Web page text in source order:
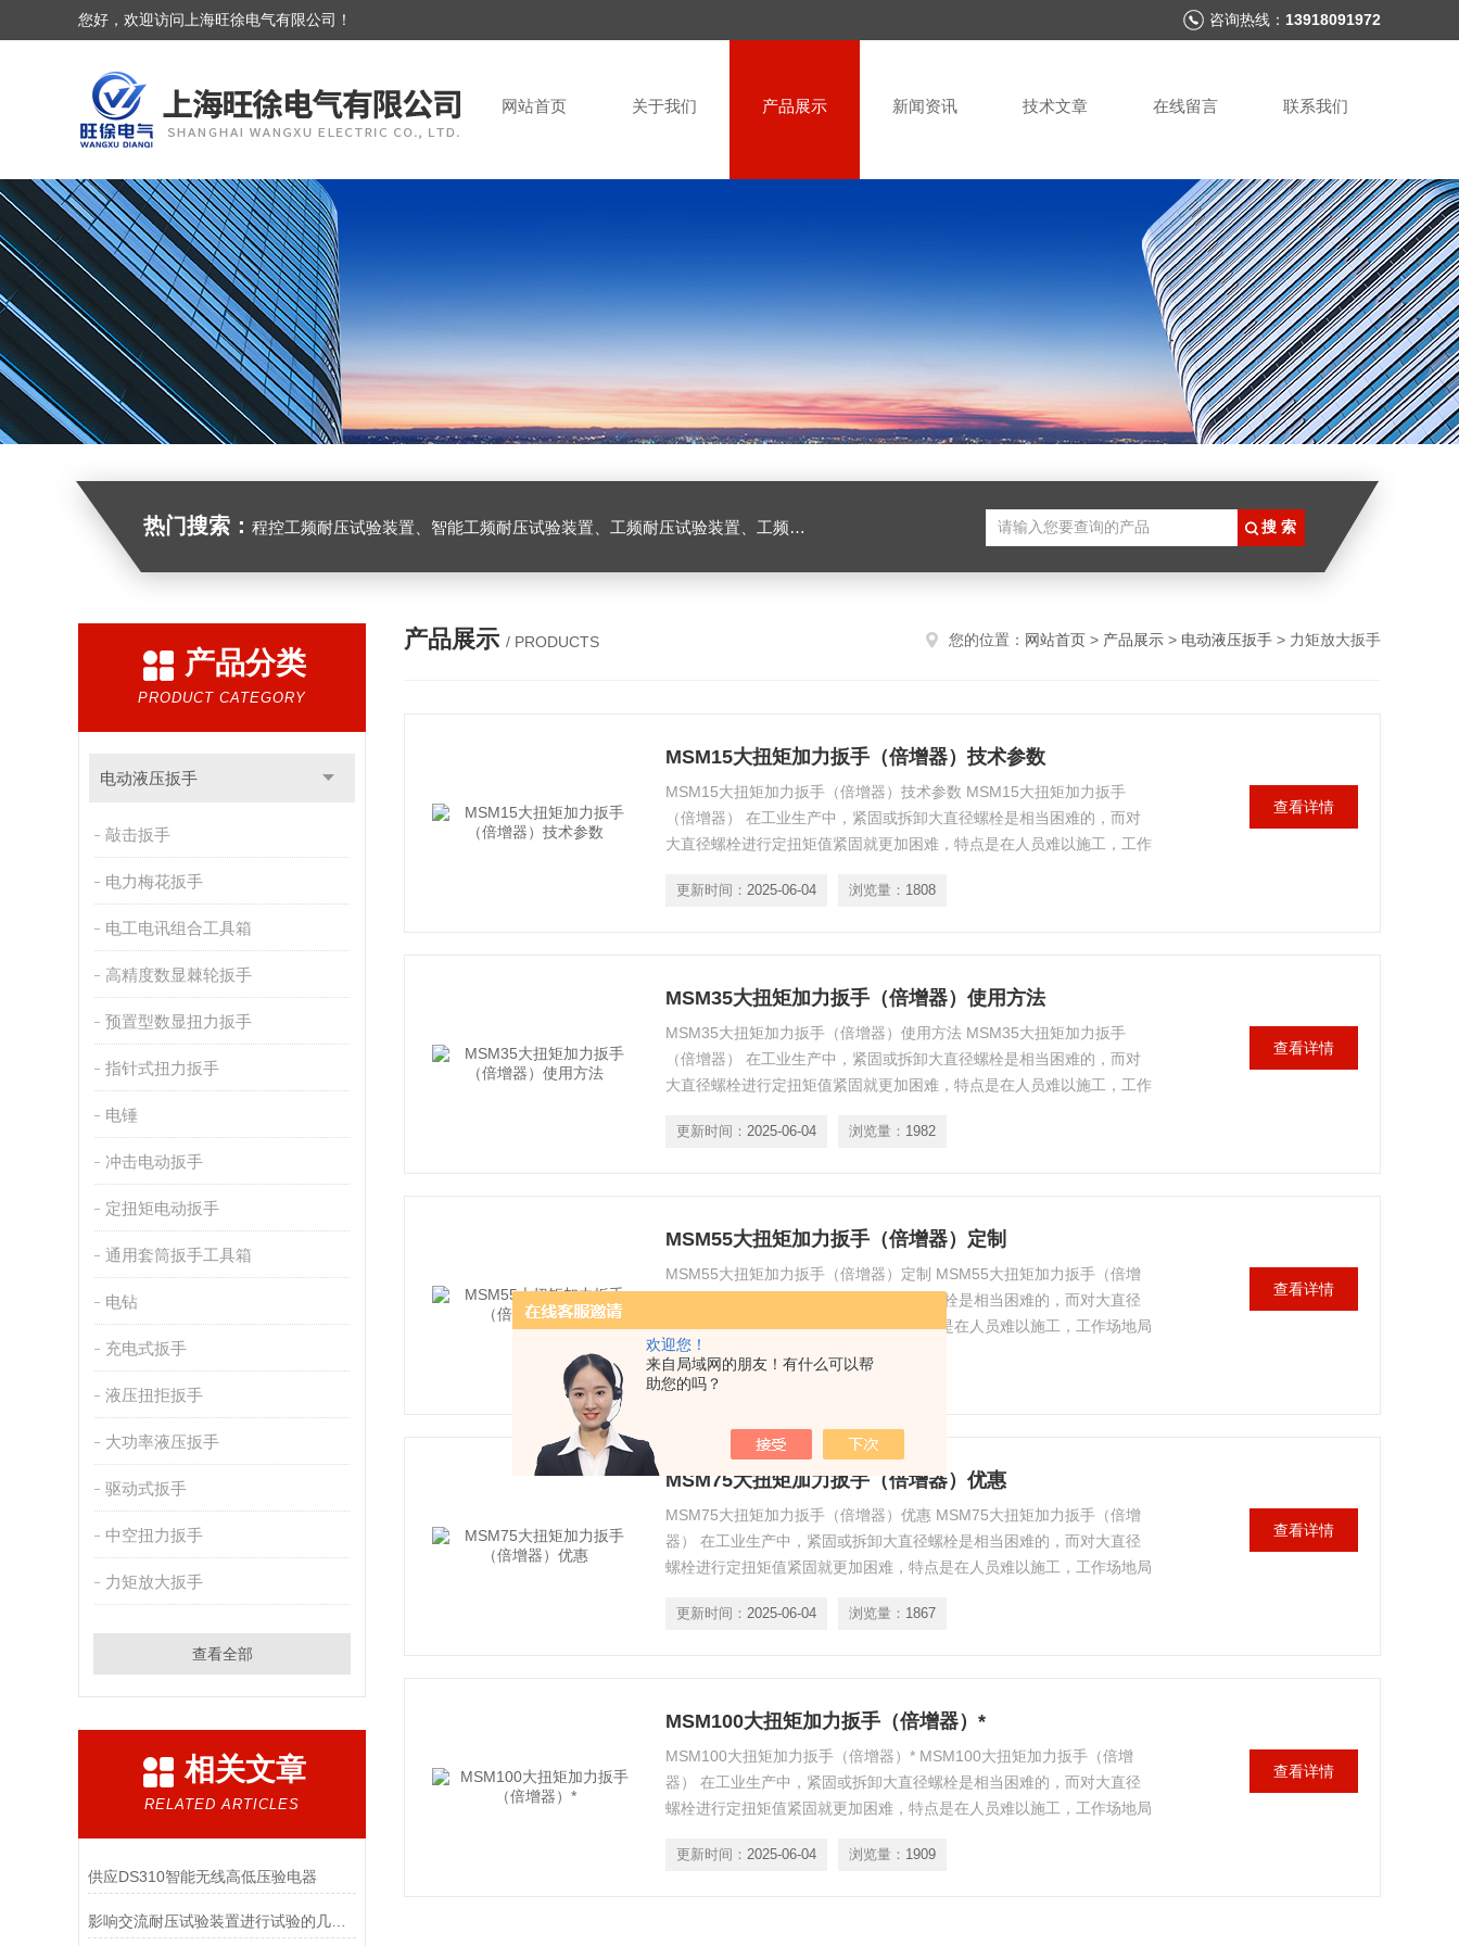
欢迎您！
来自局域网的朋友！有什么可以帮
助您的吗？
您好，欢迎访问上海旺徐电气有限公司！ 咨询热线： 13918091972
网站首页 关于我们 产品展示 新闻资讯 技术文章 在线留言 联系我们
热门搜索： 程控工频耐压试验装置、智能工频耐压试验装置、工频耐压试验装置、工频耐压试验仪、工频耐压试验台、高压耐压试验装置、交流耐压试验装置 、交直流耐压试验装置 、交直流工频耐压试验装置、耐压试验台
产品分类
PRODUCT CATEGORY
电动液压扳手
敲击扳手
电力梅花扳手
电工电讯组合工具箱
高精度数显棘轮扳手
预置型数显扭力扳手
指针式扭力扳手
电锤
冲击电动扳手
定扭矩电动扳手
通用套筒扳手工具箱
电钻
充电式扳手
液压扭拒扳手
大功率液压扳手
驱动式扳手
中空扭力扳手
力矩放大扳手
查看全部
相关文章
RELATED ARTICLES
供应DS310智能无线高低压验电器
影响交流耐压试验装置进行试验的几个因素
产品展示 / PRODUCTS 您的位置： 网站首页 > 产品展示 > 电动液压扳手 > 力矩放大扳手
MSM15大扭矩加力扳手（倍增器）技术参数
MSM15大扭矩加力扳手（倍增器）技术参数 MSM15大扭矩加力扳手
（倍增器） 在工业生产中，紧固或拆卸大直径螺栓是相当困难的，而对
大直径螺栓进行定扭矩值紧固就更加困难，特点是在人员难以施工，工作
作的。为解决上述问题，使作本机具便可帮助您解决这一难题。
更新时间： 2025-06-04 浏览量： 1808
查看详情
MSM35大扭矩加力扳手（倍增器）使用方法
MSM35大扭矩加力扳手（倍增器）使用方法 MSM35大扭矩加力扳手
（倍增器） 在工业生产中，紧固或拆卸大直径螺栓是相当困难的，而对
大直径螺栓进行定扭矩值紧固就更加困难，特点是在人员难以施工，工作
作的。为解决上述问题，使作本机具便可帮助您解决这一难题。
更新时间： 2025-06-04 浏览量： 1982
查看详情
MSM55大扭矩加力扳手（倍增器）定制
MSM55大扭矩加力扳手（倍增器）定制 MSM55大扭矩加力扳手（倍增
器） 在工业生产中，紧固或拆卸大直径螺栓是相当困难的，而对大直径
螺栓进行定扭矩值紧固就更加困难，特点是在人员难以施工，工作场地局
限的情况下，使用大规格扭矩扳手就更加困难，有时甚至是无法操作的。
为解决上述问题，使作本机具便可帮助您解决这一难题。
更新时间：2025-06-04 浏览量：
查看详情
MSM75大扭矩加力扳手（倍增器）优惠
MSM75大扭矩加力扳手（倍增器）优惠 MSM75大扭矩加力扳手（倍增
器） 在工业生产中，紧固或拆卸大直径螺栓是相当困难的，而对大直径
螺栓进行定扭矩值紧固就更加困难，特点是在人员难以施工，工作场地局
为解决上述问题，使作本机具便可帮助您解决这一难题。
更新时间： 2025-06-04 浏览量： 1867
查看详情
MSM100大扭矩加力扳手（倍增器）*
MSM100大扭矩加力扳手（倍增器）* MSM100大扭矩加力扳手（倍增
器） 在工业生产中，紧固或拆卸大直径螺栓是相当困难的，而对大直径
螺栓进行定扭矩值紧固就更加困难，特点是在人员难以施工，工作场地局
为解决上述问题，使作本机具便可帮助您解决这一难题。
更新时间： 2025-06-04 浏览量： 1909
查看详情